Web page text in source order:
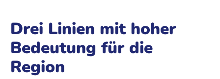
Drei Linien mit hoher
Bedeutung für die
Region